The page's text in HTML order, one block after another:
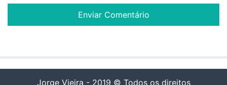
Jorge Vieira - 2019 © Todos os direitos